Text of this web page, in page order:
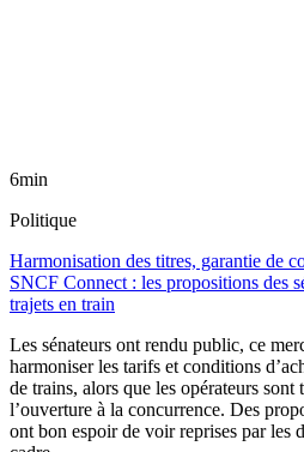
6min
Politique
Harmonisation des titres, garantie de
SNCF Connect : les propositions des
trajets en train
Les sénateurs ont rendu public, ce
harmoniser les tarifs et conditions
de trains, alors que les opérateurs
l’ouverture à la concurrence. Des
ont bon espoir de voir reprises par les